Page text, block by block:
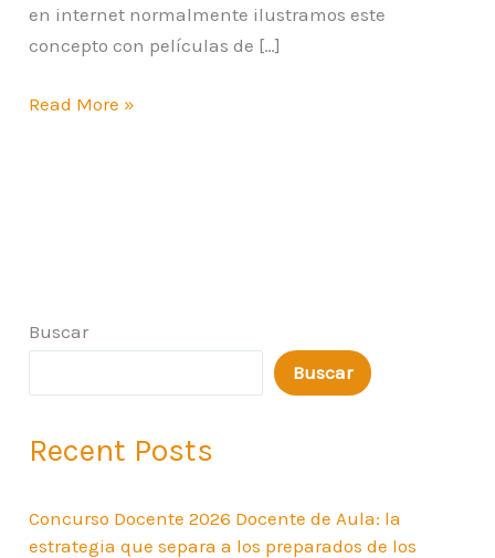
en internet normalmente ilustramos este
concepto con películas de […]
Read More »
Buscar
Buscar
Recent Posts
Concurso Docente 2026 Docente de Aula: la
estrategia que separa a los preparados de los